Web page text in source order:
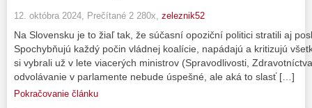
12. októbra 2024, Prečítané 2 280x, zeleznik52
Na Slovensku je to žiaľ tak, že súčasní opoziční politici stratili aj
Spochybňujú každý počin vládnej koalície, napádajú a kritizujú
si vybrali už v lete viacerých ministrov (Spravodlivosti,
odvolávanie v parlamente nebude úspešné, ale aká to slasť […]
Pokračovanie článku